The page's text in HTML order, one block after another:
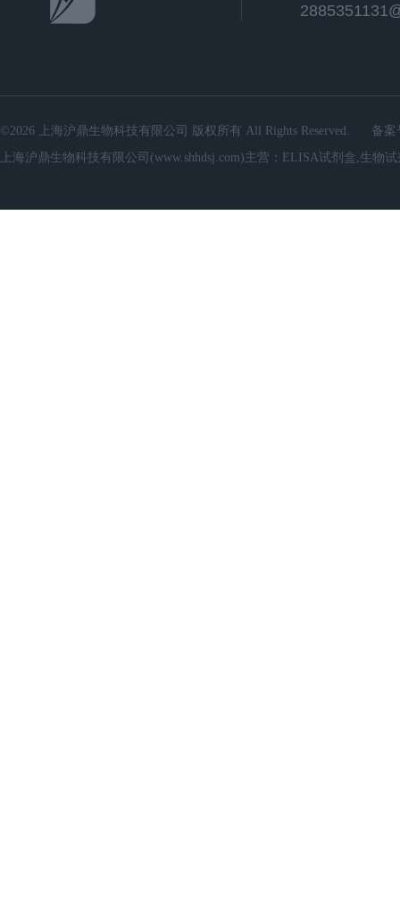
©2026 上海沪鼎生物科技有限公司 版权所有 All Rights Reserved.
备案
上海沪鼎生物科技有限公司(www.shhdsj.com)主营：ELISA试剂盒,生物